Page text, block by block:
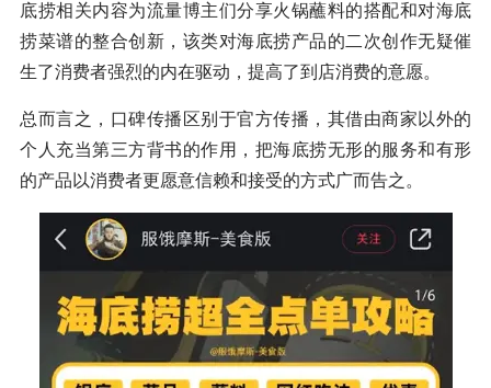
底捞相关内容为流量博主们分享火锅蘸料的搭配和对海底
捞菜谱的整合创新，该类对海底捞产品的二次创作无疑催
生了消费者强烈的内在驱动，提高了到店消费的意愿。
总而言之，口碑传播区别于官方传播，其借由商家以外的
个人充当第三方背书的作用，把海底捞无形的服务和有形
的产品以消费者更愿意信赖和接受的方式广而告之。